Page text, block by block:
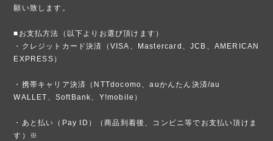
願い致します。
■お支払方法（以下よりお選び頂けます）
・クレジットカード決済（VISA、Mastercard、JCB、AMERICAN
EXPRESS）
・携帯キャリア決済（NTTdocomo、auかんたん決済/au
WALLET、SoftBank、Y!mobile）
・あと払い（Pay ID）（商品到着後、コンビニ等でお支払い頂けま
す）※